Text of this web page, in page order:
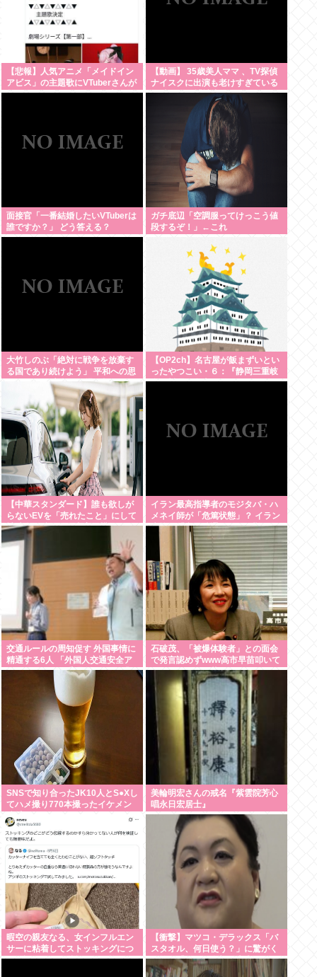
【悲報】人気アニメ「メイドイン
アビス」の主題歌にVTuberさんが
起用されてまたまたまた炎上、も
【動画】 35歳美人ママ 、TV探偵
ナイスクに出演も老けすぎている
48歳だろと誹謗中傷
面接官「一番結婚したいVTuberは
誰ですか？」 どう答える？
ガチ底辺「空調服ってけっこう値
段するぞ！」←これ
大竹しのぶ「絶対に戦争を放棄す
る国であり続けよう」 平和への思
いをつづる 広島に原爆が投下され
てから81年 #芸能 | 沖縄は中国領
土と主張されたら
【OP2ch】名古屋が飯まずいとい
ったやつこい・６：『静岡三重岐
阜の料理は名古屋飯みたいなもん
【中華スタンダード】誰も欲しが
らないEVを「売れたこと」にして
補助金を騙し取る事案が横行
イラン最高指導者のモジタバ・ハ
メネイ師が「危篤状態」？ イラン
大統領「意思疎通はかなり難し
い」
交通ルールの周知促す 外国事情に
精通する6人 「外国人交通安全ア
ドバイザー」に委嘱 埼玉県警 「1
件でも悲惨な事故を減らす」
石破茂、「被爆体験者」との面会
で発言認めずwww高市早苗叩いて
たケンモメンは革肉なもんだねえ
SNSで知り合ったJK10人とS●Xし
てハメ撮り770本撮ったイケメン
逮捕www
美輪明宏さんの戒名『紫雲院芳心
唱永日宏居士』
暇空の親友なる、女インフルエン
サーに粘着してストッキングにつ
いて語りだし嫌儲卿として格を見
【衝撃】マツコ・デラックス「バ
スタオル、何日使う？」に驚がく
の答え「今日は全部、本当のこと
言うわ」